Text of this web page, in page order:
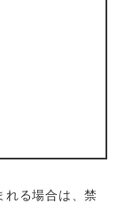
れる場合は、禁